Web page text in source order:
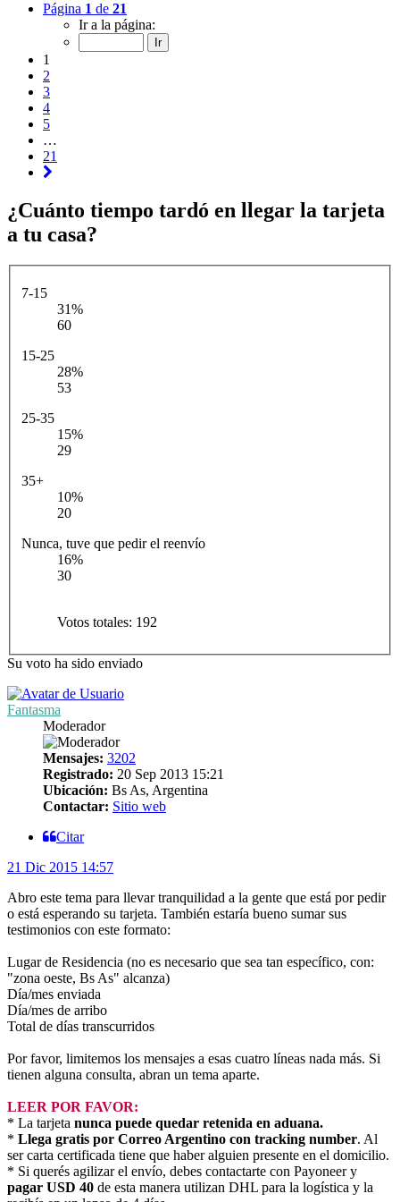
Página 1 de 21
Ir a la página:
1
2
3
4
5
…
21
¿Cuánto tiempo tardó en llegar la tarjeta
a tu casa?
7-15
31%
60
15-25
28%
53
25-35
15%
29
35+
10%
20
Nunca, tuve que pedir el reenvío
16%
30
Votos totales: 192
Su voto ha sido enviado
Fantasma
Moderador
Mensajes: 3202
Registrado: 20 Sep 2013 15:21
Ubicación: Bs As, Argentina
Contactar: Sitio web
Citar
21 Dic 2015 14:57
Abro este tema para llevar tranquilidad a la gente que está por pedir
o está esperando su tarjeta. También estaría bueno sumar sus
testimonios con este formato:
Lugar de Residencia (no es necesario que sea tan específico, con:
"zona oeste, Bs As" alcanza)
Día/mes enviada
Día/mes de arribo
Total de días transcurridos
Por favor, limitemos los mensajes a esas cuatro líneas nada más. Si
tienen alguna consulta, abran un tema aparte.
LEER POR FAVOR:
* La tarjeta nunca puede quedar retenida en aduana.
* Llega gratis por Correo Argentino con tracking number. Al
ser carta certificada tiene que haber alguien presente en el domicilio.
* Si querés agilizar el envío, debes contactarte con Payoneer y
pagar USD 40 de esta manera utilizan DHL para la logística y la